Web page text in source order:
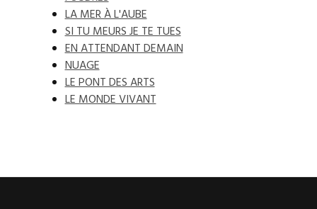
LA MER À L'AUBE
SI TU MEURS JE TE TUES
EN ATTENDANT DEMAIN
NUAGE
LE PONT DES ARTS
LE MONDE VIVANT